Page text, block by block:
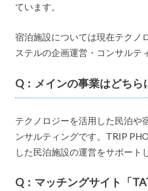
ています。
宿泊施設については現在テクノ
ステルの企画運営・コンサルテ
Q：メインの事業はどちら
テクノロジーを活用した民泊や
ンサルティングです。TRIP
した民泊施設の運営をサポート
Q：マッチングサイト「